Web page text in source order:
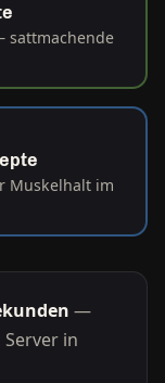
sattmachende
Muskelhalt im
—
in